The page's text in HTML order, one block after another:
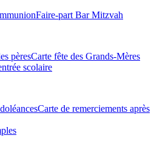
Faire-part Bar Mitzvah
pèresCarte fête des Grands-Mères
scolaire
Carte de remerciements après